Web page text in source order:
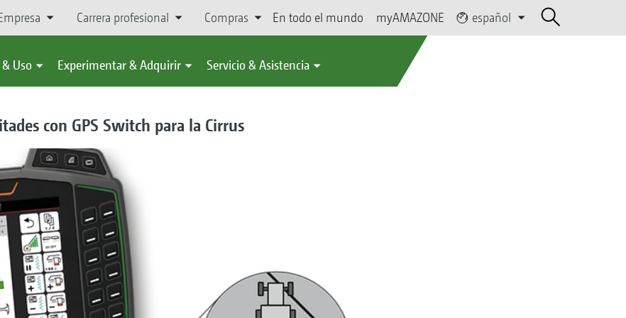
Carrera profesional Compras En todo el mundo myAMAZONE español
Uso Experimentar & Adquirir Servicio & Asistencia
con GPS Switch para la Cirrus